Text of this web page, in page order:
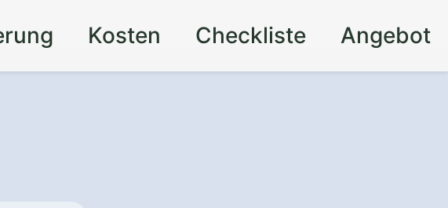
Kosten Checkliste Angebot